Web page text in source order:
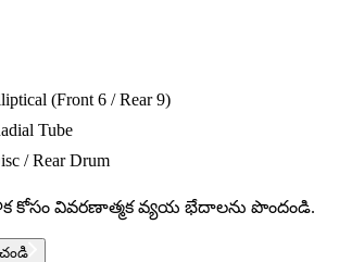
(Front 6 / Rear 9)
Tube
/ Rear Drum
కోసం వివరణాత్మక వ్యయ భేదాలను పొందండి.